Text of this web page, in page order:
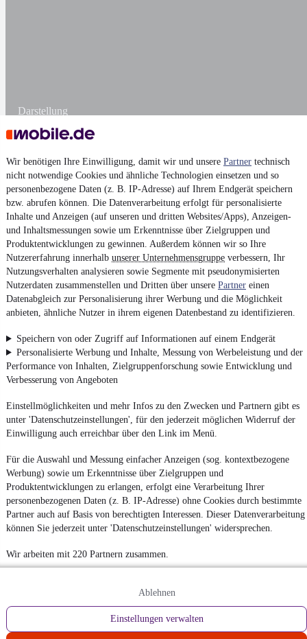
Wir benötigen Ihre Einwilligung, damit wir und unsere Partner technisch
nicht notwendige Cookies und ähnliche Technologien einsetzen und so
personenbezogene Daten (z. B. IP-Adresse) auf Ihrem Endgerät speichern
bzw. abrufen können. Die Datenverarbeitung erfolgt für personalisierte
Inhalte und Anzeigen (auf unseren und dritten Websites/Apps), Anzeigen-
und Inhaltsmessungen sowie um Erkenntnisse über Zielgruppen und
Produktentwicklungen zu gewinnen. Außerdem können wir so Ihre
Nutzererfahrung innerhalb unserer Unternehmensgruppe verbessern, Ihr
Nutzungsverhalten analysieren sowie Segmente mit pseudonymisierten
Nutzerdaten zusammenstellen und Dritten über unsere Partner einen
Datenabgleich zur Personalisierung ihrer Werbung und die Möglichkeit
anbieten, ähnliche Nutzer in ihrem eigenen Datenbestand zu identifizieren.
Speichern von oder Zugriff auf Informationen auf einem Endgerät
Personalisierte Werbung und Inhalte, Messung von Werbeleistung und der
Performance von Inhalten, Zielgruppenforschung sowie Entwicklung und
Verbesserung von Angeboten
Einstellmöglichkeiten und mehr Infos zu den Zwecken und Partnern gibt es
unter 'Datenschutzeinstellungen', für den jederzeit möglichen Widerruf der
Einwilligung auch erreichbar über den Link im Menü.
Für die Auswahl und Messung einfacher Anzeigen (sog. kontextbezogene
Werbung) sowie um Erkenntnisse über Zielgruppen und
Produktentwicklungen zu erlangen, erfolgt eine Verarbeitung Ihrer
personenbezogenen Daten (z. B. IP-Adresse) ohne Cookies durch bestimmte
Partner auch auf Basis von berechtigten Interessen. Dieser Datenverarbeitung
können Sie jederzeit unter 'Datenschutzeinstellungen' widersprechen.
Wir arbeiten mit 220 Partnern zusammen.
Ablehnen
Einstellungen verwalten
Darstellung